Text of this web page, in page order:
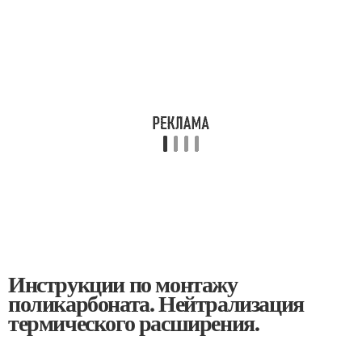
Инструкции по монтажу
поликарбоната. Нейтрализация
термического расширения.